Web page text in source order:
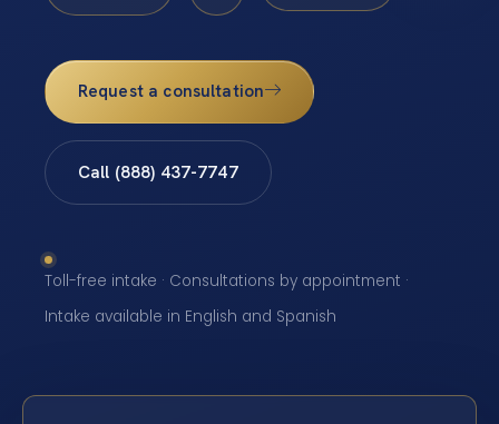
Request a consultation
Call (888) 437-7747
Toll-free intake · Consultations by appointment ·
Intake available in English and Spanish